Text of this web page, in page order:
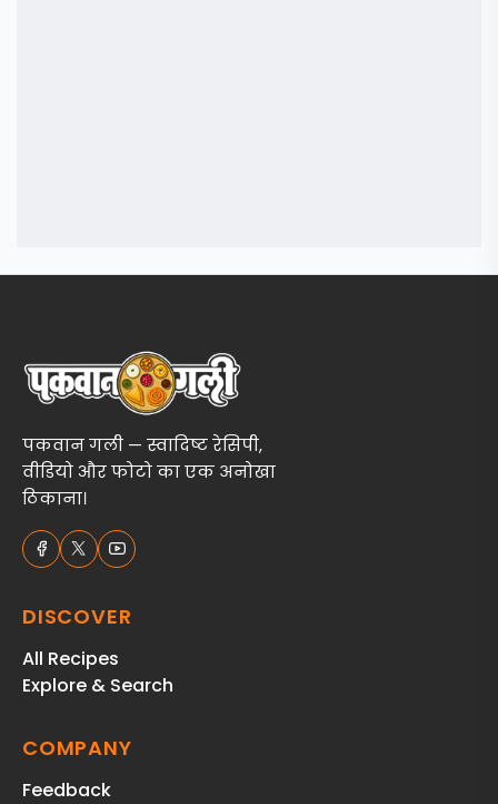
पकवान गली — स्वादिष्ट रेसिपी,
वीडियो और फोटो का एक अनोखा
ठिकाना।
DISCOVER
All Recipes
Explore & Search
COMPANY
Feedback